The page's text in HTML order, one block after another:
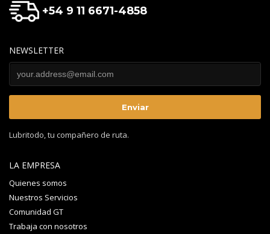
+54 9 11 6671-4858
NEWSLETTER
Lubritodo, tu compañero de ruta.
LA EMPRESA
Quienes somos
Nuestros Servicios
Comunidad GT
Trabaja con nosotros